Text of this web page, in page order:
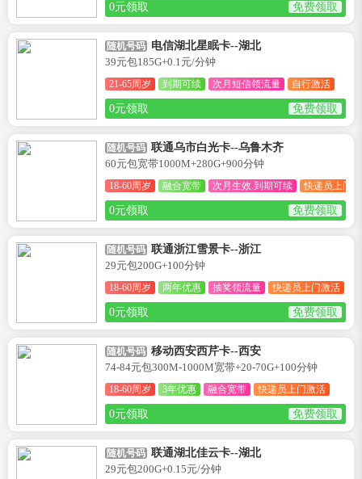
0元领取 免费领取
随机号码 电信湖北星眠卡--湖北
39元包185G+0.1元/分钟
21-65周岁 到期可续 次月短信领流量 自行激活
0元领取 免费领取
随机号码 联通乌市白光卡--乌鲁木齐
60元包宽带1000M+280G+900分钟
18-60周岁 融合宽带 次月生效.到期可续 快递员上门
0元领取 免费领取
随机号码 联通浙江雪景卡--浙江
29元包200G+100分钟
18-60周岁 两年优惠 抽奖领流量 快递员上门激活
0元领取 免费领取
随机号码 移动西安西芹卡--西安
74-84元包300M-1000M宽带+20-70G+100分钟
18-60周岁 3年优惠 融合宽带 快递员上门激活
0元领取 免费领取
随机号码 联通湖北佳云卡--湖北
29元包200G+0.15元/分钟